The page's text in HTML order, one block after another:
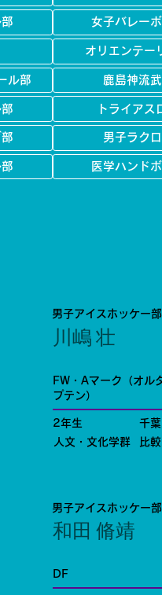
女子バレー
オリエンテー
ル部 鹿島神流
トライアス
男子ラク
医学ハンド
男子アイスホッケー部
川嶋 壮
FW・Aマーク（オル
プテン）
2年生
千
人文・文化学群
比
男子アイスホッケー部
和田 脩靖
DF